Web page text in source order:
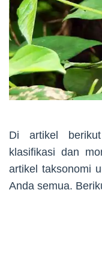
Di artikel
klasifikasi dan
artikel taksonomi
Anda semua.